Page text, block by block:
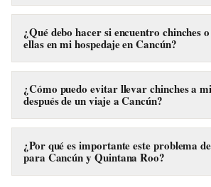
(exoesqueletos translúcidos) cerca de la
Ocasionalmente, se puede ver a las
color marrón rojizo y tamaño similar a una
manzana.
Es crucial revisar también la cabecera y
prestando atención a uniones de madera,
Otros posibles escondites incluyen burós,
cortinas, marcos de cuadros, alfombras,
grietas en las paredes.
¿Qué debo hacer si encuentro chinches o
ellas en mi hospedaje en Cancún?
Si detecta cualquier indicio de chinches,
recomendable es solicitar un cambio
habitación. Los especialistas aconsejan no
habitaciones contiguas, superiores o
ya que las chinches pueden moverse entre
¿Cómo puedo evitar llevar chinches a
después de un viaje a Cancún?
Al llegar a su habitación, coloque el
duras como el baño o una mesa. Al
la ropa con agua caliente y realice una
su equipaje antes de guardarlo para
¿Por qué es importante este problema
para Cancún y Quintana Roo?